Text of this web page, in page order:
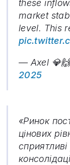
these
market
level. This
— Axel
2025
«Ринок
цінових